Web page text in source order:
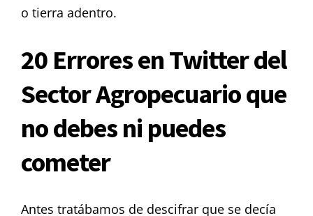
o tierra adentro.
20 Errores en Twitter del
Sector Agropecuario que
no debes ni puedes
cometer
Antes tratábamos de descifrar que se decía